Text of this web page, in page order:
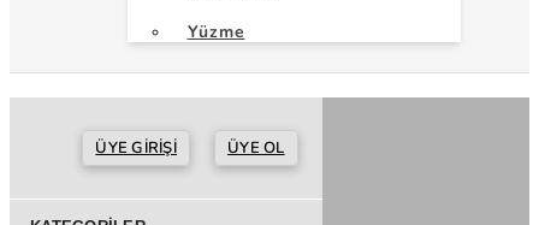
Yüzme
ÜYE GIRIŞI ÜYE OL